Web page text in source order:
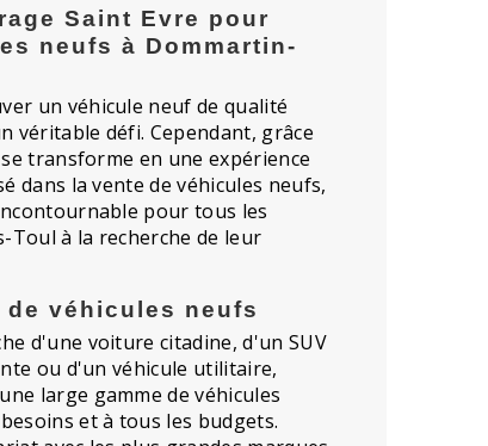
Saint Evre pour
neufs à Dommartin-
un véhicule neuf de qualité
véritable défi. Cependant, grâce
transforme en une expérience
dans la vente de véhicules neufs,
pour tous les
à la recherche de leur
véhicules neufs
d'une voiture citadine, d'un SUV
ou d'un véhicule utilitaire,
large gamme de véhicules
et à tous les budgets.